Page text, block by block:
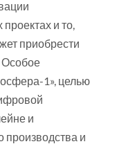
и то,
приобрести
Особое
1», целью
и
производства и